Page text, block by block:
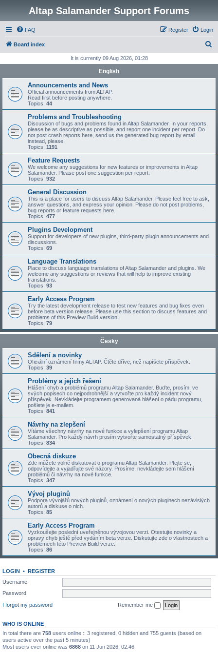
Altap Salamander Support Forums
FAQ Login
Register
Board index
r
It is currently 09 Aug 2026, 01:28
English
Announcements and News
Official announcements from ALTAP.
Read first before posting anywhere.
Topics: 44
Problems and Troubleshooting
Discussion of bugs and problems found in Altap Salamander. In your reports,
please be as descriptive as possible, and report one incident per report. Do
not post crash reports here, send us the generated bug report by email
instead, please.
Topics: 1191
Feature Requests
We welcome any suggestions for new features or improvements in Altap
Salamander. Please post one suggestion per report.
Topics: 932
General Discussion
This is a place for users to discuss Altap Salamander. Please feel free to ask,
answer questions, and express your opinion. Please do not post problems,
bug reports or feature requests here.
Topics: 477
Plugins Development
Support for developers of new plugins, third-party plugin announcements and
discussions.
Topics: 69
Language Translations
Place to discuss language translations of Altap Salamander and plugins. We
welcome any suggestions or reviews that will help to improve existing
translations.
Topics: 93
Early Access Program
Try the latest development release to test new features and bug fixes even
before beta version release. Please use this section to discuss features and
problems of this Preview Build version.
Topics: 79
Česky
Sdělení a novinky
Oficiální oznámení firmy ALTAP. Čtěte dříve, než napíšete příspěvek.
Topics: 39
Problémy a jejich řešení
Hlášení chyb a problémů programu Altap Salamander. Buďte, prosím, ve
svých popisech co nejpodrobnější a vytvořte pro každý incident nový
příspěvek. Nevkládejte programem generovaná hlášení o pádu programu,
pošlete je e-mailem.
Topics: 841
Návrhy na zlepšení
Vítáme všechny návrhy na nové funkce a vylepšení programu Altap
Salamander. Pro každý návrh prosím vytvořte samostatný příspěvek.
Topics: 834
Obecná diskuze
Zde můžete volně diskutovat o programu Altap Salamander. Ptejte se,
odpovídejte a vyjadřujte své názory. Prosíme, nevkládejte sem hlášení
problémů či návrhy na nové funkce.
Topics: 347
Vývoj pluginů
Podpora vývojářů nových pluginů, oznámení o nových pluginech nezávislých
autorů a diskuse o nich.
Topics: 85
Early Access Program
Vyzkoušejte poslední uveřejněnou vývojovou verzi. Otestujte novinky a
opravy chyb ještě před vydáním beta verze. Diskutujte zde o vlastnostech a
problémech této Preview Build verze.
Topics: 86
LOGIN • REGISTER
Username:
Password:
I forgot my password
Remember me
WHO IS ONLINE
In total there are 758 users online :: 3 registered, 0 hidden and 755 guests (based on
users active over the past 5 minutes)
Most users ever online was 6868 on 11 Jun 2026, 02:46